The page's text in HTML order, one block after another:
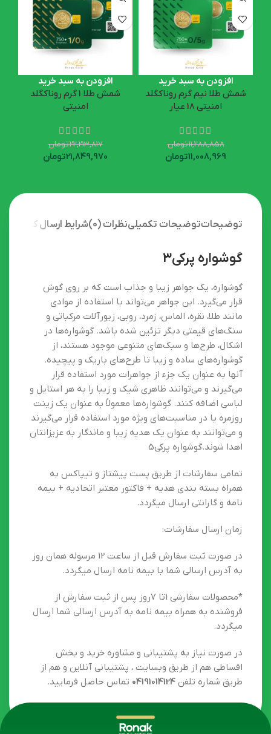
افزودن به سبد خرید
شمش طلا نیم گرم روناکگلد
امنیتی 18 عیار
11,288,858تومان
11,008,969تومان
افزودن به سبد خرید
شمش طلا 1 گرم روناکگلد
امنیتی
22,213,817تومان
21,849,970تومان
توضیحاتتوضیحات تکمیلینظرات (0) شرایط ارسال کالا
گوشواره پرکی3
گوشواره، یک جواهر زیبا و جذاب است که بر روی گوش
قرار می‌گیرد. این جواهر می‌تواند با استفاده از موادی
مانند طلا، نقره، الماس، زمرد، روبی، زیورآلات مرکباتی و
سنگ‌های قیمتی دیگر تزئین شده باشد. گوشواره‌ها در
اشکال، طرح‌ها و سبک‌های متنوعی موجود هستند، از
گوشواره‌های ساده و زیبا تا طرح‌های باریک و پیچیده.
آنها به عنوان یک جزء از جواهرات مورد استفاده قرار
می‌گیرند و می‌توانند ظاهری شیک و زیبا را به هر استایل و
لباسی اضافه کنند. گوشواره‌ها معمولاً به عنوان یک زینت
روزمره یا در مناسبت‌های ویژه مورد استفاده قرار می‌گیرند
و می‌توانند به عنوان یک هدیه زیبا و ماندگار به عزیزانتان
اهدا شوند.گوشواره پرکی5
تمامی سفارشات از طریق پست پیشتاز و تیپاکس به
همراه بسته بندی هدیه + فاکتور معتبر اتحادیه + بیمه
نامه و گارانتی ارسال میگردد.
زمان ارسال سفارشات:
در صورت ثبت سفارش قبل از ساعت 12 مرسوله همان روز
به آدرس ارسالی شما با بیمه نامه ارسال میگردد.
*محصولات سفارشی 1تا 7روز پس از ثبت سفارش از
فروشنده به همراه بیمه نامه به آدرس ارسالی شما ارسال
میگردد.
در صورت نیاز به پشتیبانی و مشاوره خرید و بخش
اقساطی هم از طریق وبسایت ، پشتیبانی آنلاین و هم از
طریق شماره تلفن 04191014124 تماس حاصل فرمایید.